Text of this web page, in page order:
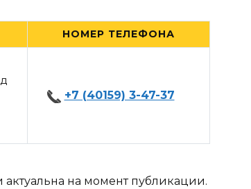
НОМЕР ТЕЛЕФОНА
+7 (40159) 3-47-37
на момент публикации.